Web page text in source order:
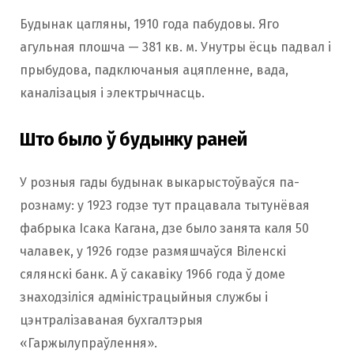
Будынак цагляны, 1910 года пабудовы. Яго
агульная плошча — 381 кв. м. Унутры ёсць падвал і
прыбудова, падключаныя ацяпленне, вада,
каналізацыя і электрычнасць.
Што было ў будынку раней
У розныя гады будынак выкарыстоўваўся па-
рознаму: у 1923 годзе тут працавала тытунёвая
фабрыка Ісака Кагана, дзе было занята каля 50
чалавек, у 1926 годзе размяшчаўся Віленскі
сялянскі банк. А ў сакавіку 1966 года ў доме
знаходзіліся адміністрацыйныя службы і
цэнтралізаваная бухгалтэрыя
«Гаржылупраўлення».